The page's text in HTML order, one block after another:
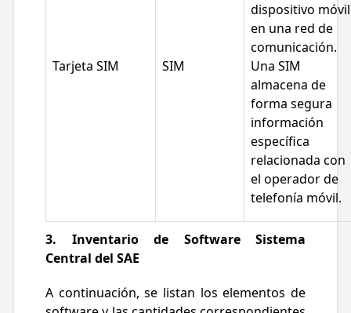
Tarjeta SIM SIM
dispositivo móvil
en una red de
comunicación.
Una SIM
almacena de
forma segura
información
específica
relacionada con
el operador de
telefonía móvil.
3. Inventario de Software Sistema
Central del SAE
A continuación, se listan los elementos de